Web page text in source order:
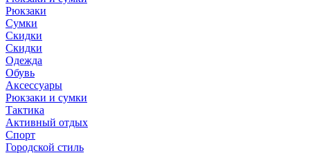
Рюкзаки
Сумки
Скидки
Скидки
Одежда
Обувь
Аксессуары
Рюкзаки и сумки
Тактика
Активный отдых
Спорт
Городской стиль